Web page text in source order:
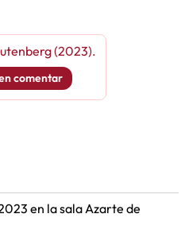
(2023).
comentar
en la sala Azarte de